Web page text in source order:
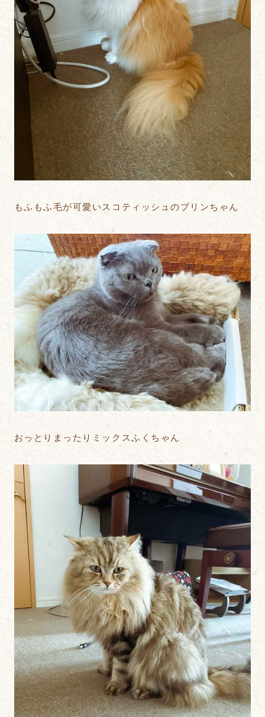
もふもふ毛が可愛いスコティッシュのプリンちゃん
おっとりまったりミックスふくちゃん